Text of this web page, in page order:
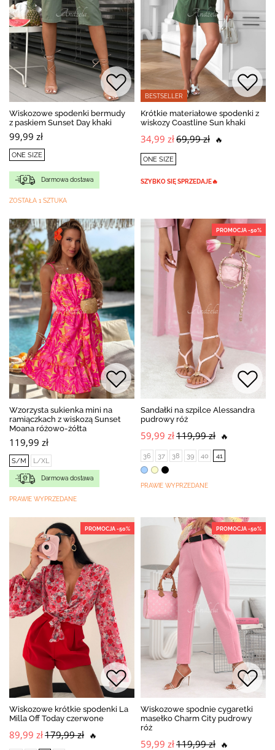
Wiskozowe spodenki bermudy
z paskiem Sunset Day khaki
99,99 zł
ONE SIZE
Darmowa dostawa
ZOSTAŁA 1 SZTUKA
BESTSELLER
Krótkie materiałowe spodenki z
wiskozy Coastline Sun khaki
34,99 zł69,99 zł 🔥
ONE SIZE
SZYBKO SIĘ SPRZEDAJE🔥
Wzorzysta sukienka mini na
ramiączkach z wiskozą Sunset
Moana różowo-żółta
119,99 zł
S/M L/XL
Darmowa dostawa
PRAWIE WYPRZEDANE
PROMOCJA -50%
Sandałki na szpilce Alessandra
pudrowy róż
59,99 zł119,99 zł 🔥
36 37 38 39 40 41
PRAWIE WYPRZEDANE
PROMOCJA -50%
Wiskozowe krótkie spodenki La
Milla Off Today czerwone
89,99 zł179,99 zł 🔥
PROMOCJA -50%
Wiskozowe spodnie cygaretki
masełko Charm City pudrowy
róż
59,99 zł119,99 zł 🔥